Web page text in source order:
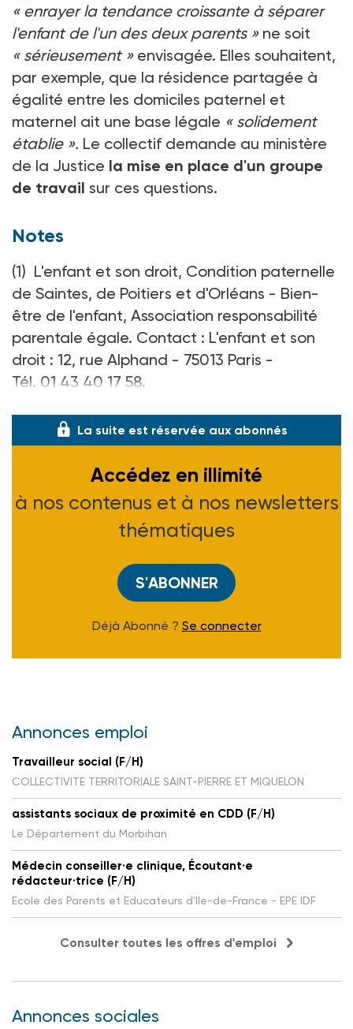
« enrayer la tendance croissante à séparer
l'enfant de l'un des deux parents » ne soit
« sérieusement » envisagée. Elles souhaitent,
par exemple, que la résidence partagée à
égalité entre les domiciles paternel et
maternel ait une base légale « solidement
établie ». Le collectif demande au ministère
de la Justice la mise en place d'un groupe
de travail sur ces questions.
Notes
(1) L'enfant et son droit, Condition paternelle
de Saintes, de Poitiers et d'Orléans - Bien-
être de l'enfant, Association responsabilité
parentale égale. Contact : L'enfant et son
droit : 12, rue Alphand - 75013 Paris -
Tél. 01 43 40 17 58.
La suite est réservée aux abonnés
Accédez en illimité
à nos contenus et à nos newsletters
thématiques
S'ABONNER
Déjà Abonné ? Se connecter
Annonces emploi
Travailleur social (F/H)
COLLECTIVITE TERRITORIALE SAINT-PIERRE ET MIQUELON
assistants sociaux de proximité en CDD (F/H)
Le Département du Morbihan
Médecin conseiller·e clinique, Écoutant·e
rédacteur·trice (F/H)
Ecole des Parents et Educateurs d'Ile-de-France - EPE IDF
Consulter toutes les offres d'emploi
Annonces sociales